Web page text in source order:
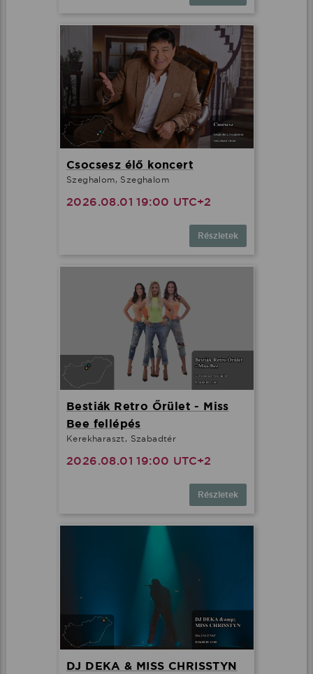
Csocsesz élő koncert
Szeghalom, Szeghalom
2026.08.01 19:00 UTC+2
Részletek
Bestiák Retro Őrület - Miss
Bee fellépés
Kerekharaszt, Szabadtér
2026.08.01 19:00 UTC+2
Részletek
DJ DEKA & MISS CHRISSTYN